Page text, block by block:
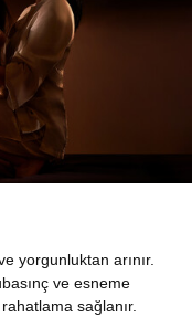
yorgunluktan arınır.
ve esneme
sağlanır.